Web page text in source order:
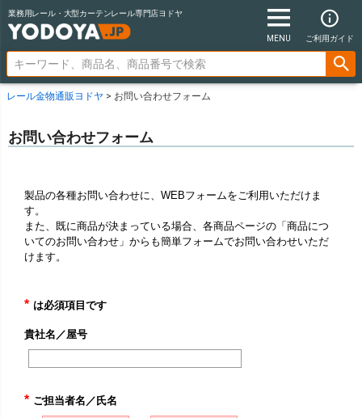
業務用レール・大型カーテンレール専門店ヨドヤ
MENU ご利用ガイド
レール金物通販ヨドヤ お問い合わせフォーム
お問い合わせフォーム